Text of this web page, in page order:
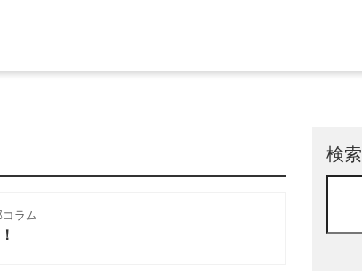
ラム
検索